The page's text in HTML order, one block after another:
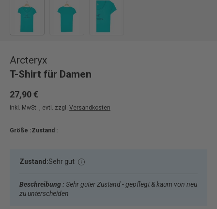
Arcteryx
T-Shirt für Damen
27,90 €
inkl. MwSt. , evtl. zzgl. Versandkosten
Größe :Zustand :
Zustand:Sehr gut
Beschreibung : Sehr guter Zustand - gepflegt & kaum von neu
zu unterscheiden